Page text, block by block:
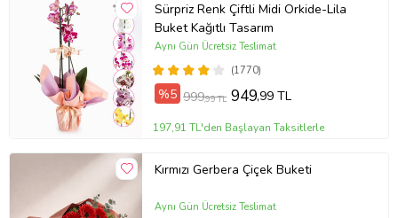
Sürpriz Renk Çiftli Midi Orkide-Lila
Buket Kağıtlı Tasarım
(1770)
Aynı Gün Ücretsiz Teslimat
%5 999,99 TL 949,99 TL
197,91 TL'den Başlayan Taksitlerle
Kırmızı Gerbera Çiçek Buketi
Aynı Gün Ücretsiz Teslimat